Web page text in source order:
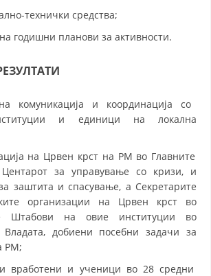
технички средства;
годишни планови за активности.
комуникација и координација со
и единици на локална
на Црвен крст на РМ во Главните
за управување со кризи, и
заштита и спасување, а Секретарите
организации на Црвен крст во
Штабови на овие институции во
добиени посебни задачи за
РМ;
вработени и ученици во 28 средни